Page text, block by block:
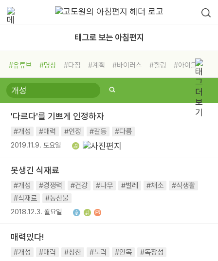
태그로 보는 아침편지
#유튜브 #명상 #다짐 #계획 #바이러스 #힐링
#아이들
#비전캠프
#독서캠프 #삶
#희망
#나눔 #친구 #링컨학교
#독서
#건강 #면역력
'다르다'를 기쁘게 인정하자
#개성 #매력 #인정 #갈등 #다름
2019.11.9. 토요일
못생긴 식재료
#개성 #경쟁력 #건강 #나무 #벌레 #채소
#식생활
#식재료
#농산물
2018.12.3. 월요일
매력있다!
#개성 #매력 #칭찬 #노력 #안목 #독창성